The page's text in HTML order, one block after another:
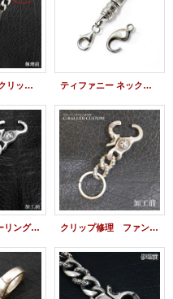
クロムハーツ クリップバネ修理 ウォッチケース クリップ修理 ティファニー ネックレス 留具 修理 カニカン交換 SILVER925 バレルチェーン
クラシックキーリング クリップ バネ修理 クリップ修理 ファンシーチェーン キーリング